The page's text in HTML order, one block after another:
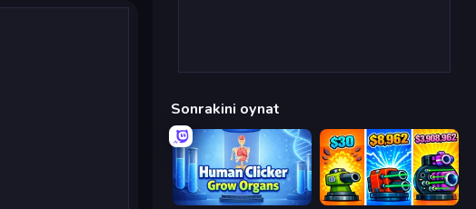
Sonrakini oynat
Human Clicker: Grow Organs Pumpkin Defense: Merge Cannon